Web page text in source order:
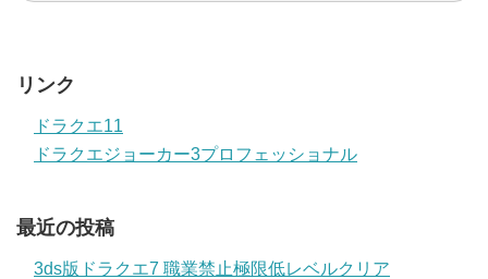
リンク
ドラクエ11
ドラクエジョーカー3プロフェッショナル
最近の投稿
3ds版ドラクエ7 職業禁止極限低レベルクリア